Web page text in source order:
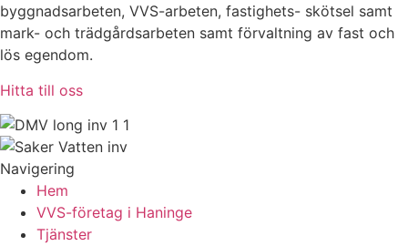
byggnadsarbeten, VVS-arbeten, fastighets- skötsel samt
mark- och trädgårdsarbeten samt förvaltning av fast och
lös egendom.
Hitta till oss
Navigering
Hem
VVS-företag i Haninge
Tjänster